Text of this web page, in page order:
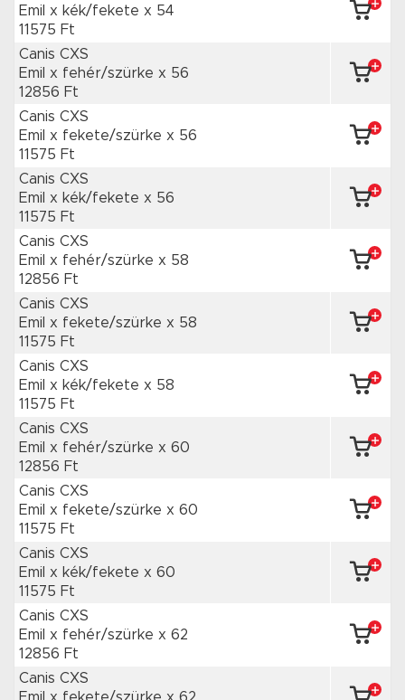
Emil x kék/fekete x 54
11575 Ft
Canis CXS
Emil x fehér/szürke x 56
12856 Ft
Canis CXS
Emil x fekete/szürke x 56
11575 Ft
Canis CXS
Emil x kék/fekete x 56
11575 Ft
Canis CXS
Emil x fehér/szürke x 58
12856 Ft
Canis CXS
Emil x fekete/szürke x 58
11575 Ft
Canis CXS
Emil x kék/fekete x 58
11575 Ft
Canis CXS
Emil x fehér/szürke x 60
12856 Ft
Canis CXS
Emil x fekete/szürke x 60
11575 Ft
Canis CXS
Emil x kék/fekete x 60
11575 Ft
Canis CXS
Emil x fehér/szürke x 62
12856 Ft
Canis CXS